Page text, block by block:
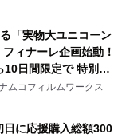
「実物大ユニコーン
ィナーレ企画始動！
10日間限定で 特別映
Statue ―
―』を上映！
ムコフィルムワークス
に応援購入総額300